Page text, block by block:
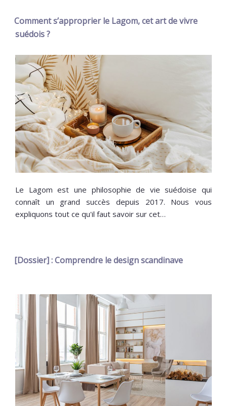
Comment s’approprier le Lagom, cet art de vivre
suédois ?
Le Lagom est une philosophie de vie suédoise qui
connaît un grand succès depuis 2017. Nous vous
expliquons tout ce qu'il faut savoir sur cet…
[Dossier] : Comprendre le design scandinave